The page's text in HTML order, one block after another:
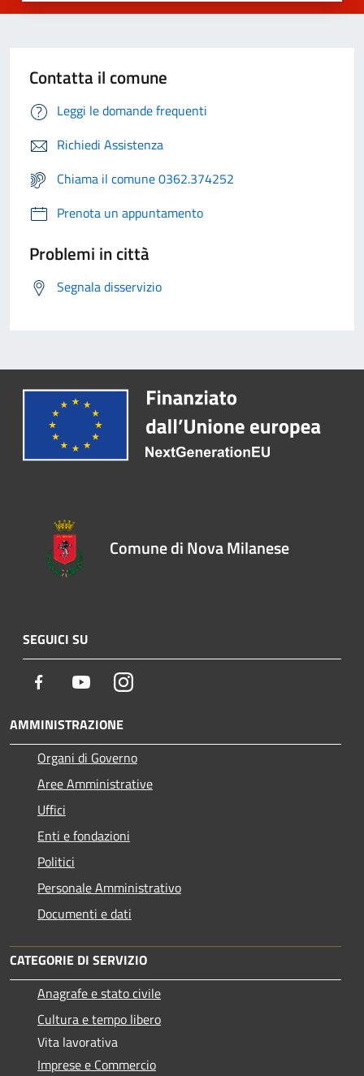
Contatta il comune
Leggi le domande frequenti
Richiedi Assistenza
Chiama il comune 0362.374252
Prenota un appuntamento
Problemi in città
Segnala disservizio
Comune di Nova Milanese
SEGUICI SU
Facebook YoutubeInstagram
AMMINISTRAZIONE
Organi di Governo
Aree Amministrative
Uffici
Enti e fondazioni
Politici
Personale Amministrativo
Documenti e dati
CATEGORIE DI SERVIZIO
Anagrafe e stato civile
Cultura e tempo libero
Vita lavorativa
Imprese e Commercio